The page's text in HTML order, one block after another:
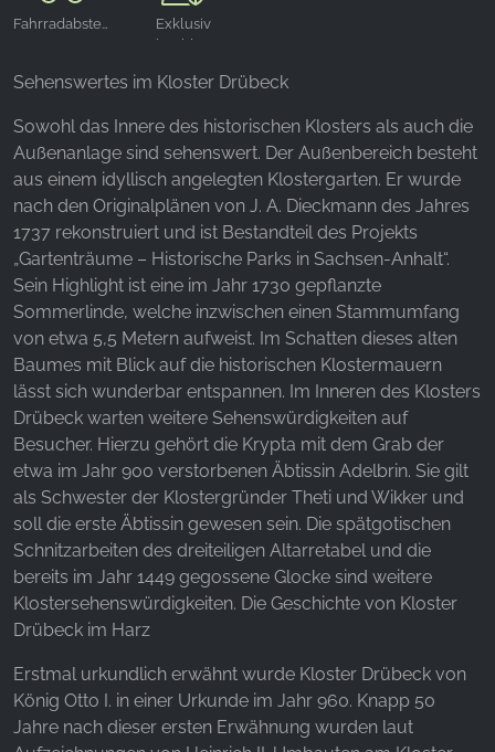
Exklusiv
buchbar
Sehenswertes im Kloster Drübeck
Sowohl das Innere des historischen Klosters als auch die
Außenanlage sind sehenswert. Der Außenbereich besteht
aus einem idyllisch angelegten Klostergarten. Er wurde
nach den Originalplänen von J. A. Dieckmann des Jahres
1737 rekonstruiert und ist Bestandteil des Projekts
„Gartenträume – Historische Parks in Sachsen-Anhalt“.
Sein Highlight ist eine im Jahr 1730 gepflanzte
Sommerlinde, welche inzwischen einen Stammumfang
von etwa 5,5 Metern aufweist. Im Schatten dieses alten
Baumes mit Blick auf die historischen Klostermauern
lässt sich wunderbar entspannen. Im Inneren des Klosters
Drübeck warten weitere Sehenswürdigkeiten auf
Besucher. Hierzu gehört die Krypta mit dem Grab der
etwa im Jahr 900 verstorbenen Äbtissin Adelbrin. Sie gilt
als Schwester der Klostergründer Theti und Wikker und
soll die erste Äbtissin gewesen sein. Die spätgotischen
Schnitzarbeiten des dreiteiligen Altarretabel und die
bereits im Jahr 1449 gegossene Glocke sind weitere
Klostersehenswürdigkeiten. Die Geschichte von Kloster
Drübeck im Harz
Erstmal urkundlich erwähnt wurde Kloster Drübeck von
König Otto I. in einer Urkunde im Jahr 960. Knapp 50
Jahre nach dieser ersten Erwähnung wurden laut